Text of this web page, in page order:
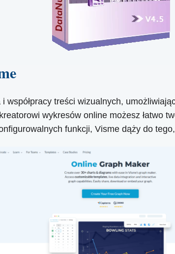
treści wizualnych,
wykresów online możesz łatwo
funkcji, Visme dąży do